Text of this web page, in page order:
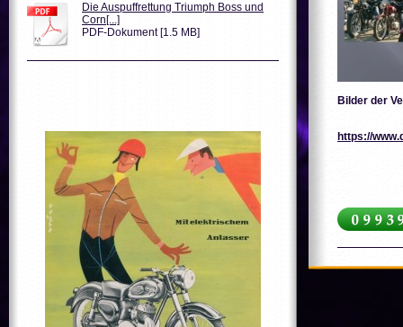
Die Auspuffrettung Triumph Boss und
Corn[...]
PDF-Dokument [1.5 MB]
Bilder der
https://